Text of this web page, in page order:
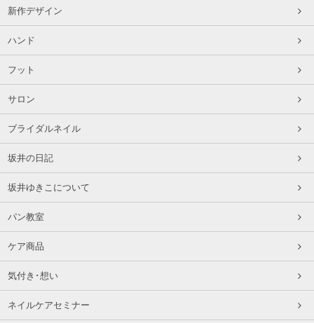
新作デザイン
ハンド
フット
サロン
ブライダルネイル
坂井の日記
坂井ゆきこについて
パン教室
ケア商品
気付き･想い
ネイルケアセミナー